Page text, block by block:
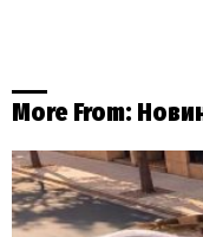
More From: